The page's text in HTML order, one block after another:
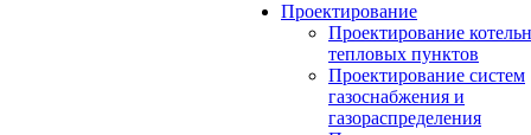
Проектирование
Проектирование
тепловых пунктов
Проектирование систем
газоснабжения и
газораспределения